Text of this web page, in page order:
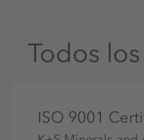
Todos
ISO 9001